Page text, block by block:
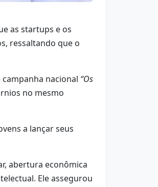
as startups e os
ressaltando que o
nacional “Os
no mesmo
a lançar seus
abertura econômica
Ele assegurou